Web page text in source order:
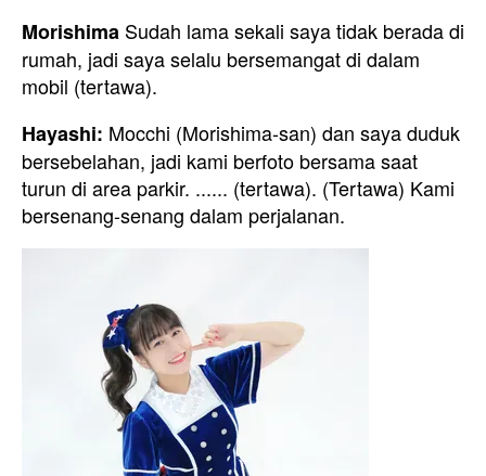
Morishima Sudah lama sekali saya tidak berada di
rumah, jadi saya selalu bersemangat di dalam
mobil (tertawa).
Hayashi: Mocchi (Morishima-san) dan saya duduk
bersebelahan, jadi kami berfoto bersama saat
turun di area parkir. ...... (tertawa). (Tertawa) Kami
bersenang-senang dalam perjalanan.